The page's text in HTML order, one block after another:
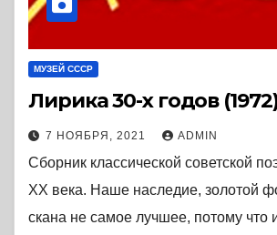
МУЗЕЙ СССР
Лирика 30-х годов
7 НОЯБРЯ, 2021 ADMIN
Сборник классической советской
XX века. Наше наследие, золотой
скана не самое лучшее, потому что